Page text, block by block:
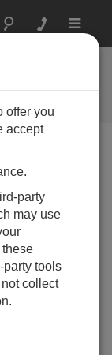
Toggle
。
問
offer you
accept
party
may use
party tools
collect